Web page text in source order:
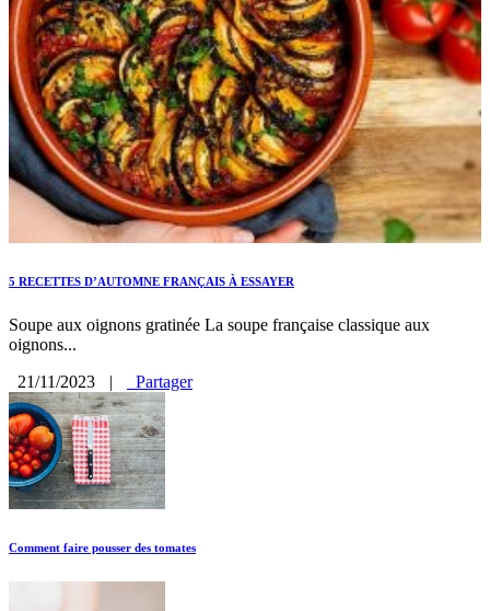
5 RECETTES D’AUTOMNE FRANÇAIS À ESSAYER
Soupe aux oignons gratinée La soupe française classique aux
oignons...
21/11/2023
| Partager
Comment faire pousser des tomates